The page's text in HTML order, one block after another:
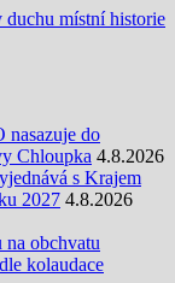
místní historie
do
Chloupka 4.8.2026
s Krajem
2027 4.8.2026
obchvatu
kolaudace